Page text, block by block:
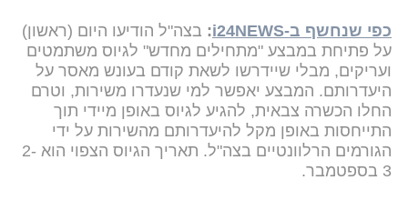
כפי שנחשף ב-i24NEWS : בצה"ל הודיעו היום (ראשון)
על פתיחת במבצע "מתחילים מחדש" לגיוס משתמטים
ועריקים, מבלי שיידרשו לשאת קודם בעונש מאסר על
היעדרותם. המבצע יאפשר למי שנעדרו משירות, וטרם
החלו הכשרה צבאית, להגיע לגיוס באופן מיידי תוך
התייחסות באופן מקל להיעדרותם מהשירות על ידי
הגורמים הרלוונטיים בצה"ל. תאריך הגיוס הצפוי הוא 2-
3 בספטמבר.